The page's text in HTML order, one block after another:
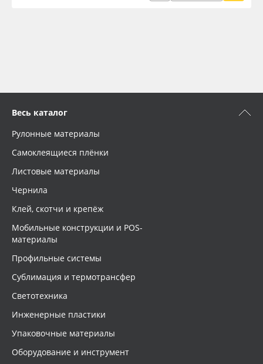
Весь каталог
Рулонные материалы
Самоклеящиеся плёнки
Листовые материалы
Чернила
Клей, скотчи и крепёж
Мобильные конструкции и POS-
материалы
Профильные системы
Сублимация и термотрансфер
Светотехника
Инженерные пластики
Упаковочные материалы
Оборудование и инструмент